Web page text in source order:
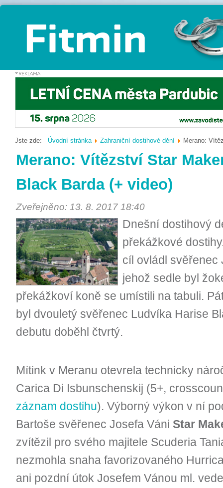
Jste zde: Úvodní stránka Zahraniční dostihové dění Merano:
Merano: Vítězství Star
Black Barda (+ video)
Zveřejněno: 13. 8. 2017 18:40
Dnešní dostihový
překážkové
cíl ovládl svěřenec
jehož sedle byl
překážkoví koně se umístili na tabuli.
byl dvouletý svěřenec Ludvíka Harise
debutu doběhl čtvrtý.
Mítink v Meranu otevrela technicky
Carica Di Isbunschenskij (5+,
záznam dostihu). Výborný výkon v ní
Bartoše svěřenec Josefa Váni Star
zvítězil pro svého majitele Scuderia
nezmohla snaha favorizovaného
ani pozdní útok Josefem Vánou ml.